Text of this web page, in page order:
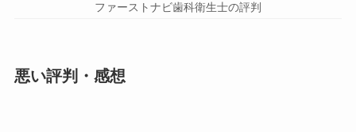
ファーストナビ歯科衛生士の評判
悪い評判・感想